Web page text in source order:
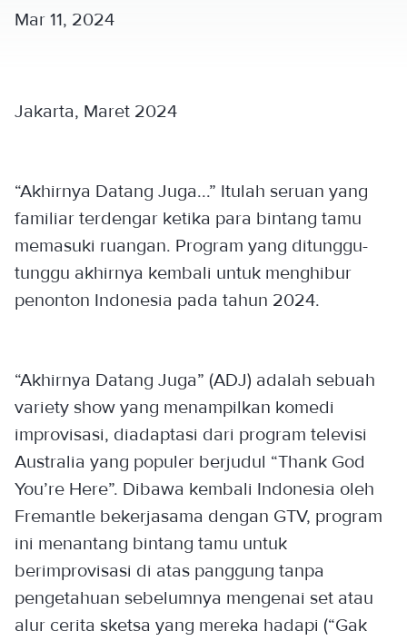
Mar 11, 2024
Jakarta, Maret 2024
“Akhirnya Datang Juga...” Itulah seruan yang
familiar terdengar ketika para bintang tamu
memasuki ruangan. Program yang ditunggu-
tunggu akhirnya kembali untuk menghibur
penonton Indonesia pada tahun 2024.
“Akhirnya Datang Juga” (ADJ) adalah sebuah
variety show yang menampilkan komedi
improvisasi, diadaptasi dari program televisi
Australia yang populer berjudul “Thank God
You’re Here”. Dibawa kembali Indonesia oleh
Fremantle bekerjasama dengan GTV, program
ini menantang bintang tamu untuk
berimprovisasi di atas panggung tanpa
pengetahuan sebelumnya mengenai set atau
alur cerita sketsa yang mereka hadapi (“Gak